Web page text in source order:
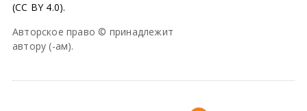
(CC BY 4.0).
Авторское право © принадлежит
автору (-ам).